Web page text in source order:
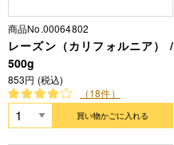
商品No.00064802
レーズン（カリフォルニア） /
500g
853円 (税込)
（18件）
買い物かごに入れる